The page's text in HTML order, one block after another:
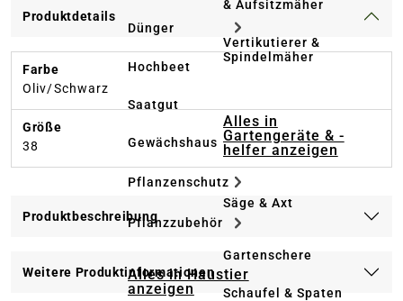
Dünger
Hochbeet
Saatgut
Gewächshaus
Pflanzenschutz
Pflanzzubehör
Alles in Haustier
anzeigen
& Aufsitzmäher
Vertikutierer &
Spindelmäher
Alles in
Gartengeräte & -
helfer anzeigen
Säge & Axt
Gartenschere
Schaufel & Spaten
Produktdetails
Farbe
Oliv/Schwarz
Größe
38
Produktbeschreibung
Weitere Produktinformationen